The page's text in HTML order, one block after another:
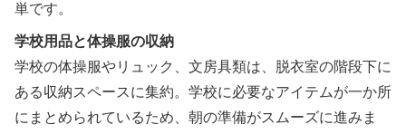
単です。
学校用品と体操服の収納
学校の体操服やリュック、文房具類は、脱衣室の階段下に
ある収納スペースに集約。学校に必要なアイテムが一か所
にまとめられているため、朝の準備がスムーズに進みま